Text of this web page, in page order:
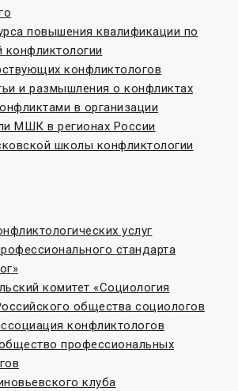
повышения квалификации по
конфликтологии
конфликтологов
и размышления о конфликтах
в организации
МШК в регионах России
школы конфликтологии
услуг
стандарта
комитет «Социoлогия
общества социологов
конфликтологов
профессиональных
клуба